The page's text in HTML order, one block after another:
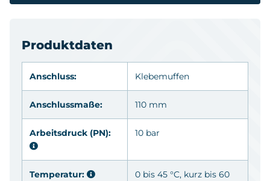
Produktdaten
Anschluss: Klebemuffen
Anschlussmaße: 110 mm
Arbeitsdruck (PN): 10 bar
Temperatur:
0 bis 45 °C, kurz bis 60